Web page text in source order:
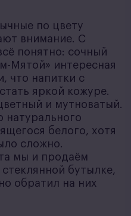
по цвету
внимание. С
понятно: сочный
Мятой» интересная
что напитки с
яркой кожуре.
и мутноватый.
натурального
белого, хотя
сложно.
мы и продаём
бутылке,
обратил на них